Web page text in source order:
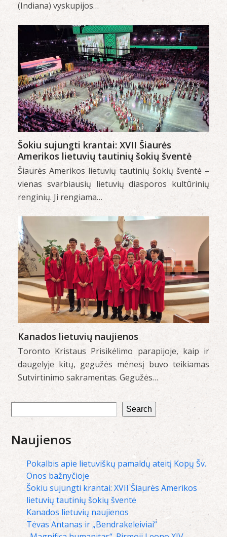
(Indiana) vyskupijos…
Šokiu sujungti krantai: XVII Šiaurės
Amerikos lietuvių tautinių šokių šventė
Šiaurės Amerikos lietuvių tautinių šokių šventė –
vienas svarbiausių lietuvių diasporos kultūrinių
renginių. Ji rengiama…
Kanados lietuvių naujienos
Toronto Kristaus Prisikėlimo parapijoje, kaip ir
daugelyje kitų, gegužės mėnesį buvo teikiamas
Sutvirtinimo sakramentas. Gegužės…
Search
Naujienos
Pokalbis apie lietuviškų pamaldų ateitį Kopų Šv.
Onos bažnyčioje
Šokiu sujungti krantai: XVII Šiaurės Amerikos
lietuvių tautinių šokių šventė
Kanados lietuvių naujienos
Tėvas Antanas ir „Bendrakeleiviai“